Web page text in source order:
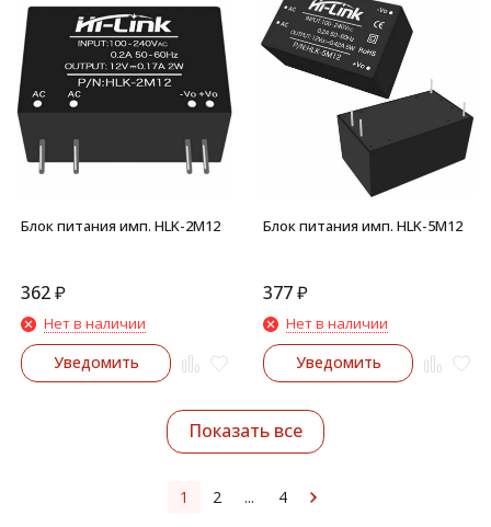
Блок питания имп. HLK-2M12
362₽
Нет в наличии
Уведомить
Блок питания имп. HLK-5M12
377₽
Нет в наличии
Уведомить
Показать все
1 2 ... 4